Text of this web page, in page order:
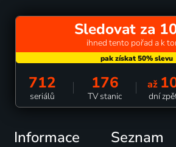
Sledovat za
ihned tento pořad a k
712
seriálů
176
TV stanic
až
dní
Informace
Seznam